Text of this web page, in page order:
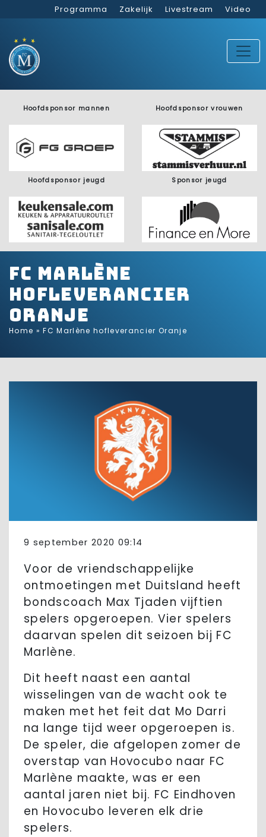
Programma Zakelijk Livestream Video
Hoofdsponsor mannen Hoofdsponsor vrouwen
Hoofdsponsor jeugd Sponsor jeugd
FC Marlène
hofleverancier
Oranje
Home »FC Marlène hofleverancier Oranje
9 september 2020 09:14
Voor de vriendschappelijke
ontmoetingen met Duitsland heeft
bondscoach Max Tjaden vijftien
spelers opgeroepen. Vier spelers
daarvan spelen dit seizoen bij FC
Marlène.
Dit heeft naast een aantal
wisselingen van de wacht ook te
maken met het feit dat Mo Darri
na lange tijd weer opgeroepen is.
De speler, die afgelopen zomer de
overstap van Hovocubo naar FC
Marlène maakte, was er een
aantal jaren niet bij. FC Eindhoven
en Hovocubo leveren elk drie
spelers.